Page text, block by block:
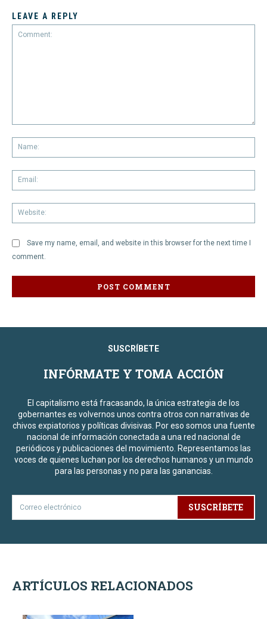
LEAVE A REPLY
Save my name, email, and website in this browser for the next time I
comment.
SUSCRÍBETE
INFÓRMATE Y TOMA ACCIÓN
El capitalismo está fracasando, la única estrategia de los
gobernantes es volvernos unos contra otros con narrativas de
chivos expiatorios y políticas divisivas. Por eso somos una fuente
nacional de información conectada a una red nacional de
periódicos y publicaciones del movimiento. Representamos las
voces de quienes luchan por los derechos humanos y un mundo
para las personas y no para las ganancias.
SUSCRÍBETE
ARTÍCULOS RELACIONADOS